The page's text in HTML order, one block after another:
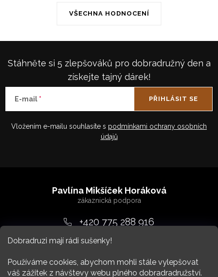
Dobradruzi mají rádi sušenky!
Používáme cookies, abychom mohli stále vylepšovat
váš zážitek z návštevy webu plného dobradradružství.
VŠECHNA HODNOCENÍ
Stáhněte si 5 zlepšováků pro dobradružný den a
získejte tajný dárek!
E-mail
Vložením e-mailu souhlasíte s podmínkami ochrany osobních
údajů
PŘIHLÁSIT SE
a
Pavlína Mikšíček Horáková
+420 775 288 916
srdcem@dobradruh.cz